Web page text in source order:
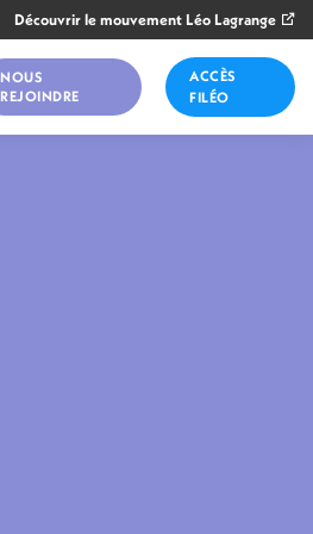
Découvrir le mouvement Léo Lagrange
NOUS
REJOINDRE
ACCÈS
FILÉO